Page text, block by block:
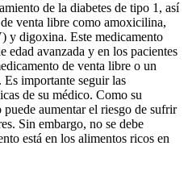
de la diabetes de tipo 1, así
venta libre como amoxicilina,
y digoxina. Este medicamento
edad avanzada y en los pacientes
de venta libre o un
Es importante seguir las
de su médico. Como su
aumentar el riesgo de sufrir
Sin embargo, no se debe
está en los alimentos ricos en